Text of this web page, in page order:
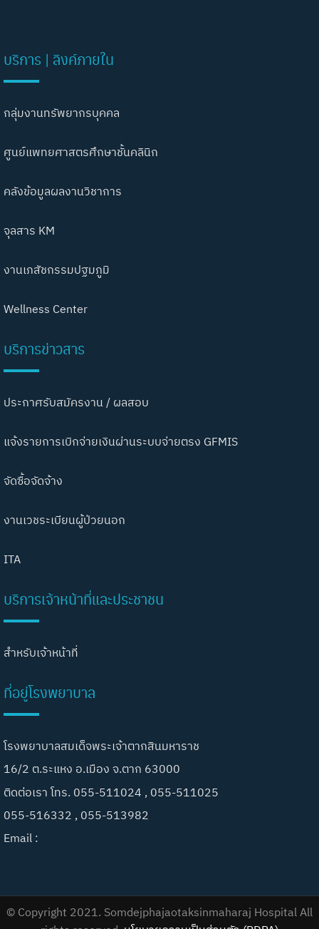
บริการ | ลิงค์ภายใน
กลุ่มงานทรัพยากรบุคคล
ศูนย์แพทยศาสตรศึกษาชั้นคลินิก
คลังข้อมูลผลงานวิชาการ
จุลสาร KM
งานเภสัชกรรมปฐมภูมิ
Wellness Center
บริการข่าวสาร
ประกาศรับสมัครงาน / ผลสอบ
แจ้งรายการเบิกจ่ายเงินผ่านระบบจ่ายตรง GFMIS
จัดซื้อจัดจ้าง
งานเวชระเบียนผู้ป่วยนอก
ITA
บริการเจ้าหน้าที่และประชาชน
สำหรับเจ้าหน้าที่
ที่อยู่โรงพยาบาล
โรงพยาบาลสมเด็จพระเจ้าตากสินมหาราช
16/2 ต.ระแหง อ.เมือง จ.ตาก 63000
ติดต่อเรา โทร. 055-511024 , 055-511025
055-516332 , 055-513982
Email :
© Copyright 2021. Somdejphajaotaksinmaharaj Hospital All